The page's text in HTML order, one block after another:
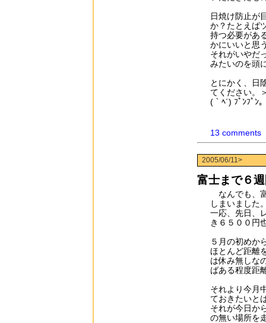
日焼け防止が
か？たとえば
持つ必要があ
かにいいと思
それがいやだ
みたいのを頭
とにかく、日
てください。
(｀ﾍ´) ﾌﾟﾝﾌﾟﾝ｡
13 comments
2005/06/11>
富士まで６
なんでも、
しまいました
一応、先日、
き６５００円
５月の初めか
ほとんど距離
は休み無しな
ばある程度距
それより今月
ておきたいと
それが今日か
の無い場所を